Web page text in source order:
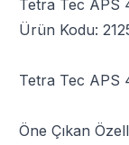
Tetra Tec APS
Ürün Kodu:
Tetra Tec APS
Öne Çıkan